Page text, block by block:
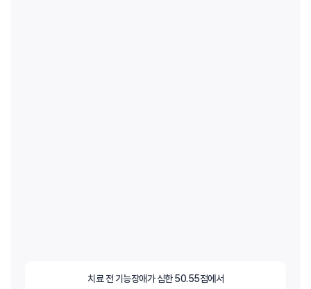
치료 전 기능장애가 심한 50.55점에서